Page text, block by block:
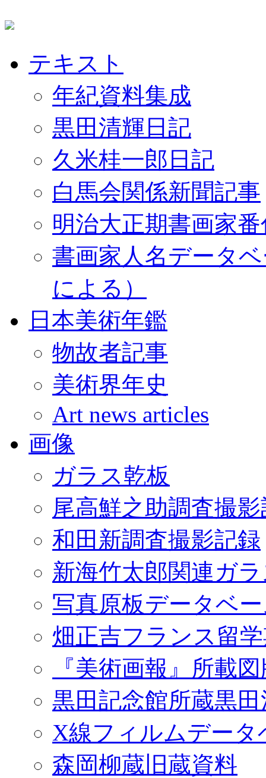
テキスト
年紀資料集成
黒田清輝日記
久米桂一郎日記
白馬会関係新聞記事
明治大正期書画家
書画家人名データ
による）
日本美術年鑑
物故者記事
美術界年史
Art news articles
画像
ガラス乾板
尾高鮮之助調査撮
和田新調査撮影記録
新海竹太郎関連ガ
写真原板データベ
畑正吉フランス留
『美術画報』所載
黒田記念館所蔵黒
X線フィルムデータ
森岡柳蔵旧蔵資料